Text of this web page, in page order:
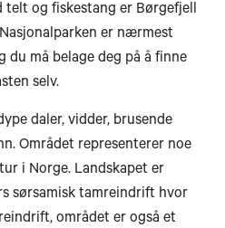
telt og fiskestang er Børgefjell
er nærmest
du må belage deg på å finne
selv.
daler, vidder, brusende
Området representerer noe
i Norge. Landskapet er
sørsamisk tamreindrift hvor
området er også et